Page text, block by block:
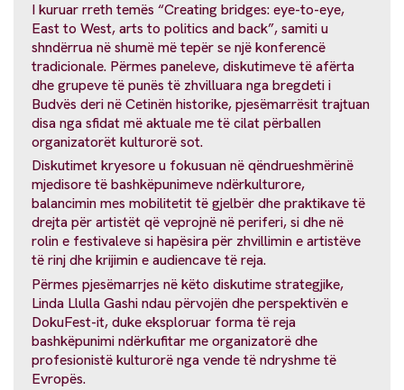
I kuruar rreth temës “Creating bridges: eye-to-eye,
East to West, arts to politics and back”, samiti u
shndërrua në shumë më tepër se një konferencë
tradicionale. Përmes paneleve, diskutimeve të afërta
dhe grupeve të punës të zhvilluara nga bregdeti i
Budvës deri në Cetinën historike, pjesëmarrësit trajtuan
disa nga sfidat më aktuale me të cilat përballen
organizatorët kulturorë sot.
Diskutimet kryesore u fokusuan në qëndrueshmërinë
mjedisore të bashkëpunimeve ndërkulturore,
balancimin mes mobilitetit të gjelbër dhe praktikave të
drejta për artistët që veprojnë në periferi, si dhe në
rolin e festivaleve si hapësira për zhvillimin e artistëve
të rinj dhe krijimin e audiencave të reja.
Përmes pjesëmarrjes në këto diskutime strategjike,
Linda Llulla Gashi ndau përvojën dhe perspektivën e
DokuFest-it, duke eksploruar forma të reja
bashkëpunimi ndërkufitar me organizatorë dhe
profesionistë kulturorë nga vende të ndryshme të
Evropës.